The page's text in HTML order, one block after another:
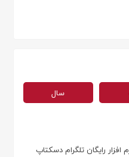
سال